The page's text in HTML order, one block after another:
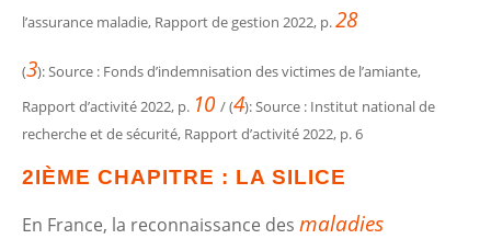
l’assurance maladie, Rapport de gestion 2022, p.28
(3): Source : Fonds d’indemnisation des victimes de l’amiante,
Rapport d’activité 2022, p. 10/ (4): Source : Institut national de
recherche et de sécurité, Rapport d’activité 2022, p. 6
2IÈME CHAPITRE : LA SILICE
En France, la reconnaissance desmaladies